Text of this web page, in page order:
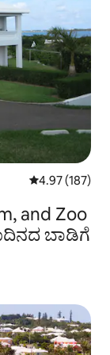
5 ರಲ್ಲಿ 4.97
4.97 (187)
and Zoo
ಬಾಡಿಗೆ